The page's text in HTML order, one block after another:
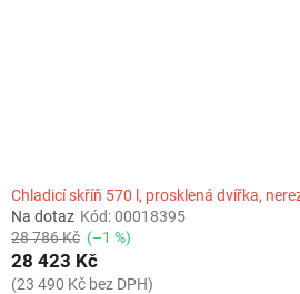
Chladicí skříň 570 l, prosklená dvířka,
Na dotaz Kód:00018395
28 786 Kč (–1 %)
28 423 Kč
(23 490 Kč bez DPH)